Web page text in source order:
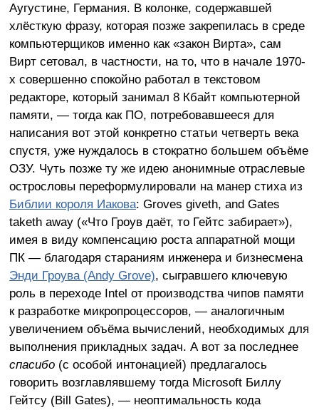
Аугустине, Германия. В колонке, содержавшей
хлёсткую фразу, которая позже закрепилась в среде
компьютерщиков именно как «закон Вирта», сам
Вирт сетовал, в частности, на то, что в начале 1970-
х совершенно спокойно работал в текстовом
редакторе, который занимал 8 Кбайт компьютерной
памяти, — тогда как ПО, потребовавшееся для
написания вот этой конкретно статьи четверть века
спустя, уже нуждалось в стократно большем объёме
ОЗУ. Чуть позже ту же идею анонимные отраслевые
острословы переформулировали на манер стиха из
Библии короля Иакова: Groves giveth, and Gates
taketh away («Что Гроув даёт, то Гейтс забирает»),
имея в виду компенсацию роста аппаратной мощи
ПК — благодаря стараниям инженера и бизнесмена
Энди Гроува (Andy Grove), сыгравшего ключевую
роль в переходе Intel от производства чипов памяти
к разработке микропроцессоров, — аналогичным
увеличением объёма вычислений, необходимых для
выполнения прикладных задач. А вот за последнее
спасибо(с особой интонацией) предлагалось
говорить возглавлявшему тогда Microsoft Биллу
Гейтсу (Bill Gates), — неоптимальность кода